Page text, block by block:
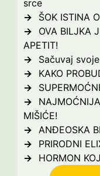
srce
ŠOK ISTINA
OVA BILJKA
APETIT!
Sačuvaj
KAKO
MIŠIĆE!
ANĐEOSKA
PRIRODNI
HORMON